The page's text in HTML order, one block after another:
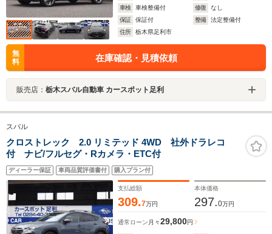
車検
車検整備付 修復
なし
保証
保証付 整備
法定整備付
住所
栃木県足利市
無
料
在庫確認・見積依頼
販売店： 栃木スバル自動車 カースポット足利
スバル
クロストレック 2.0 リミテッド 4WD 社外ドラレコ
付 ナビ/フルセグ・Rカメラ・ETC付
ディーラー保証 車両品質評価書付 購入プラン付
支払総額
309.7万円
本体価格
297.0万円
通常ローン 月々29,800円